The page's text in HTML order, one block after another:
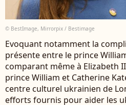
© BestImage, Mirrorpix / Bestimage
Evoquant notamment la
présente entre le prince
comparant même à Elizabeth
prince William et Catherine
centre culturel ukrainien de
efforts fournis pour aider les